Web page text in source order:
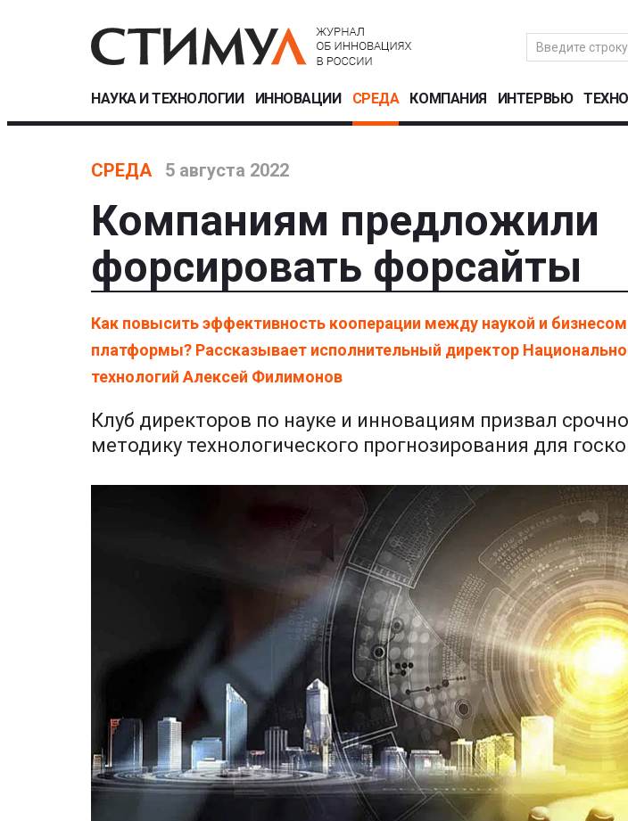
НАУКА И ТЕХНОЛОГИИ ИННОВАЦИИ СРЕДА КОМПАНИЯ ИНТЕРВЬЮ
СРЕДА 5 августа 2022
Компаниям предложили
форсировать форсайты
Как повысить эффективность кооперации между наукой и
платформы? Рассказывает исполнительный директор
технологий Алексей Филимонов
Клуб директоров по науке и инновациям призвал
методику технологического прогнозирования для